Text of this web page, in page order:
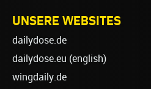
UNSERE WEBSITES
dailydose.de
dailydose.eu (english)
wingdaily.de